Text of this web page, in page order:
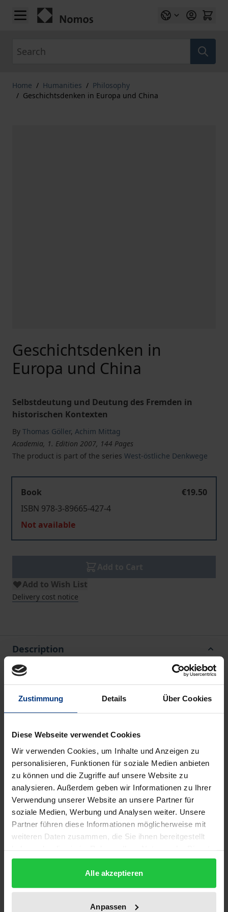
Zustimmung Details Über Cookies
Diese Webseite verwendet Cookies
Wir verwenden Cookies, um Inhalte und Anzeigen zu
personalisieren, Funktionen für soziale Medien anbieten
zu können und die Zugriffe auf unsere Website zu
analysieren. Außerdem geben wir Informationen zu Ihrer
Verwendung unserer Website an unsere Partner für
soziale Medien, Werbung und Analysen weiter. Unsere
Partner führen diese Informationen möglicherweise mit
weiteren Daten zusammen, die Sie ihnen bereitgestellt
gesammelt haben.
Alle akzeptieren
Anpassen
Skip to Content
Home / Humanities / Philosophy
/ Geschichtsdenken in Europa und China
Geschichtsdenken in
Europa und China
Selbstdeutung und Deutung des Fremden in
historischen Kontexten
By Thomas Göller, Achim Mittag
Academia, 1. Edition 2007, 144 Pages
The product is part of the series West-östliche Denkwege
Book
€19.50
ISBN 978-3-89665-427-4
Not available
Add to Wish List
Delivery cost notice
Description
Die vorliegende Untersuchung, die mit dem Straniak
Philosophie-Preis ausgezeichnet wurde, versucht die
und Interpretationen der Geschichte philosophisch
reflektiert und zu neuen Formen der Selbstdeutung
und der Deutung des Fremden verarbeitet wurden
und werden. Läuft das Geschichtsdenken in Europa
und China auf eineExklusion des Anderen oder
Fremden hinaus? Oder aber wird eine Vorstellung
von Geschichte entwickelt, die das Andere in seiner
Eigenheit anerkennt und durchInklusionmit Bezug
Inwiefern werden Vorstellungen von einer
Menschheitsgeschichtekonzipiert, die tatsächlichalle
Menschen einbeziehen? Die interkulturell-